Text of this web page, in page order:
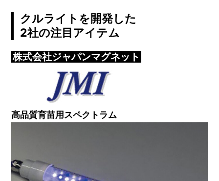
クルライトを開発した
2社の注目アイテム
株式会社ジャパンマグネット
高品質育苗用スペクトラム